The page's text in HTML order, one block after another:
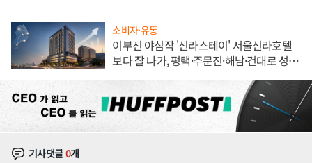
소비자·유통
이부진 야심작 '신라스테이' 서울신라호텔
보다 잘 나가, 평택·주문진·해남·건대로 성
기사댓글0개